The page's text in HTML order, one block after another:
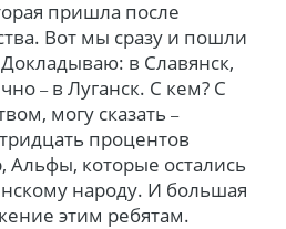
пришла после
Вот мы сразу и пошли
в Славянск,
– в Луганск. С кем? С
могу сказать –
процентов
которые остались
народу. И большая
этим ребятам.